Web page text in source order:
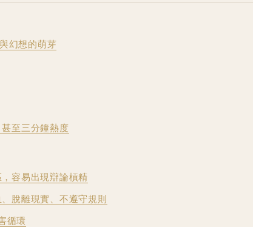
幻想的萌芽
至三分鐘熱度
容易出現辯論槓精
脫離現實、不遵守規則
循環